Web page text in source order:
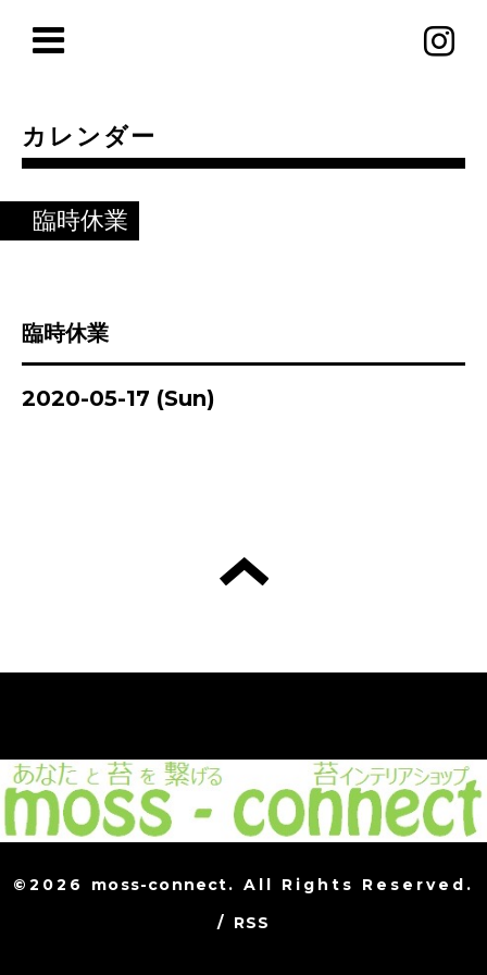
カレンダー
臨時休業
臨時休業
2020-05-17 (Sun)
©2026 moss-connect. All Rights Reserved.
/ RSS